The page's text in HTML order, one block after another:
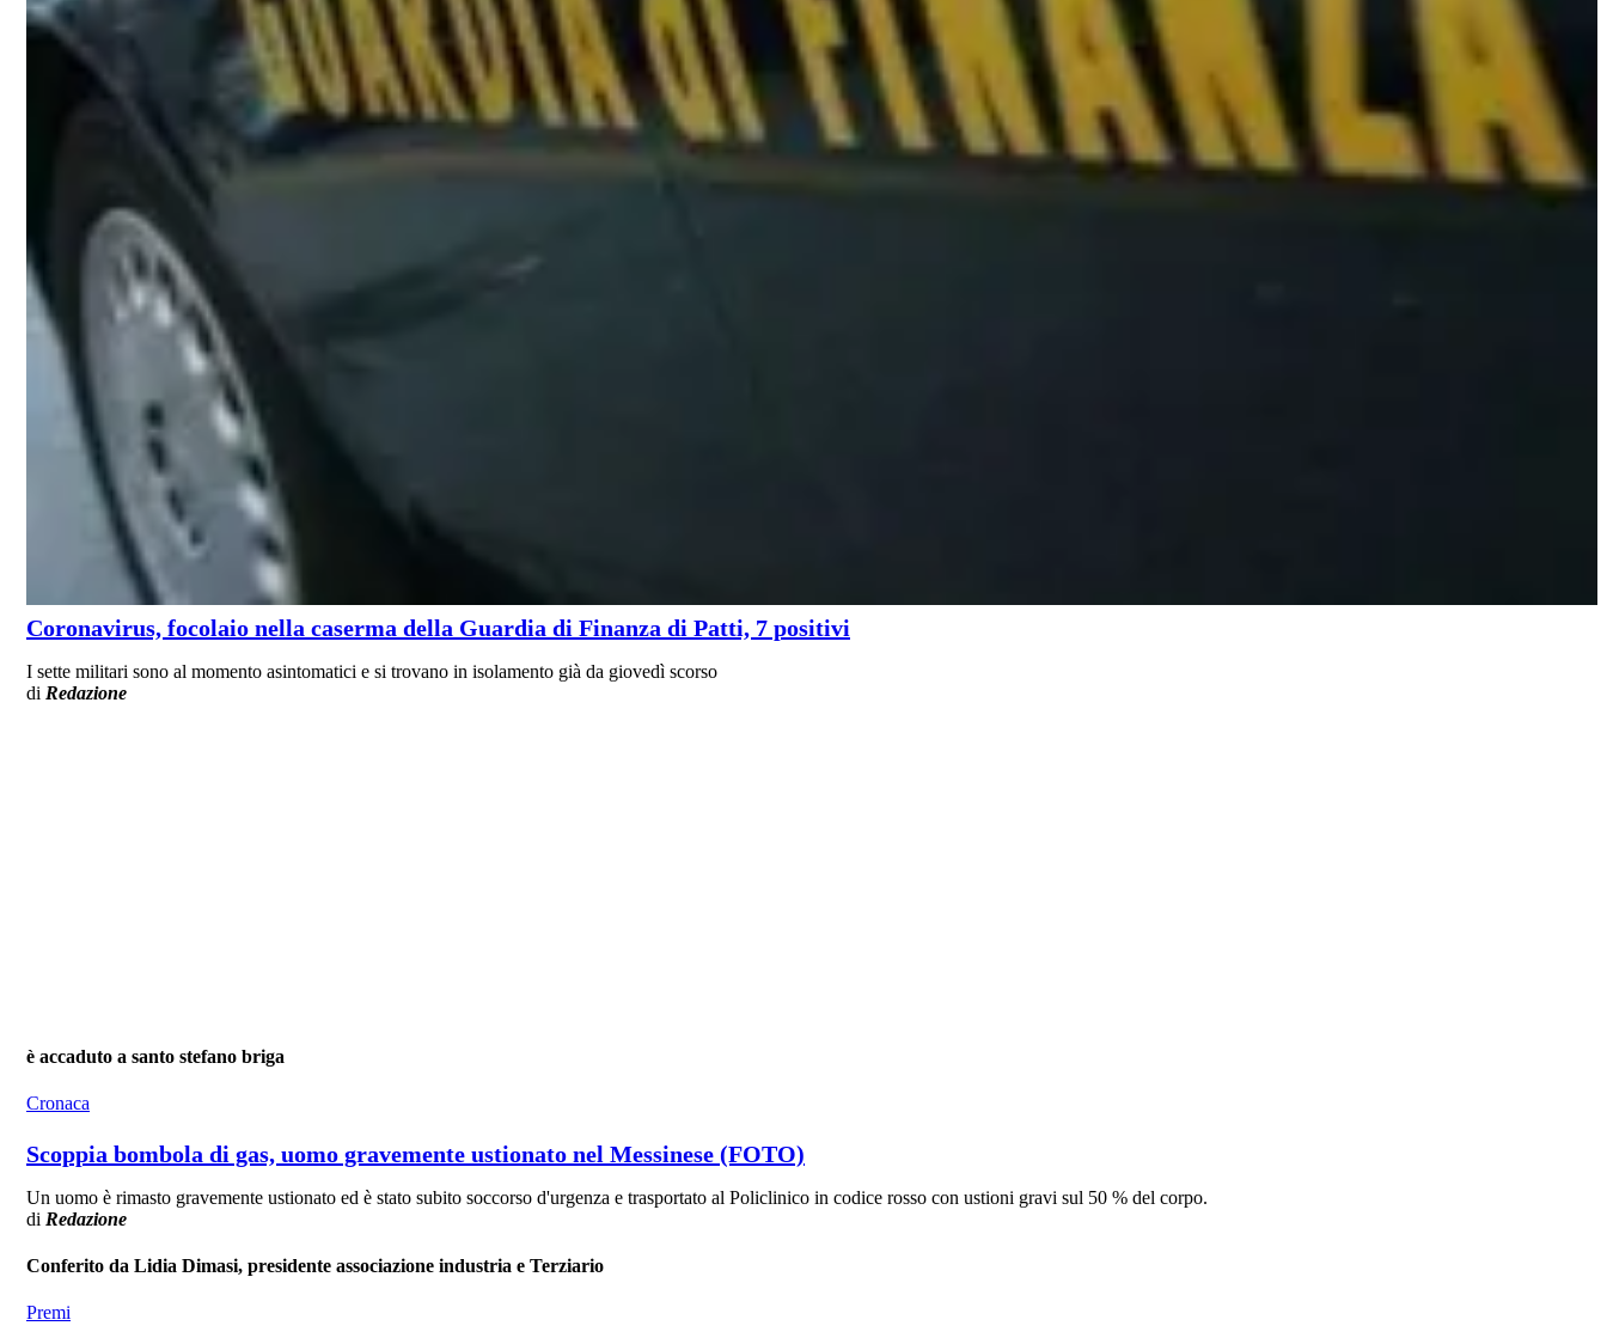
Coronavirus, focolaio nella caserma della Guardia di Finanza di Patti, 7 positivi
I sette militari sono al momento asintomatici e si trovano in isolamento già da giovedì scorso
di Redazione
è accaduto a santo stefano briga
Cronaca
Scoppia bombola di gas, uomo gravemente ustionato nel Messinese (FOTO)
Un uomo è rimasto gravemente ustionato ed è stato subito soccorso d'urgenza e trasportato al Policlinico in codice rosso con ustioni gravi sul 50 % del corpo.
di Redazione
Conferito da Lidia Dimasi, presidente associazione industria e Terziario
Premi